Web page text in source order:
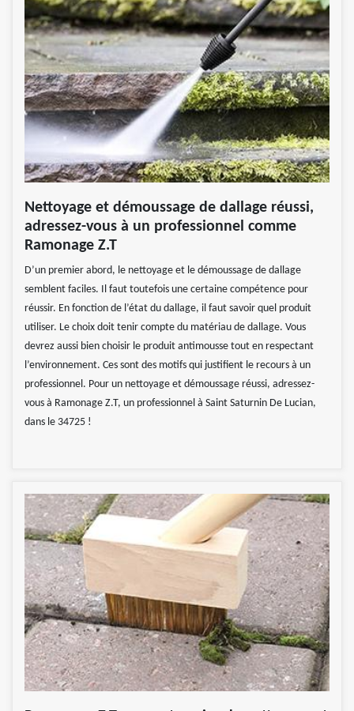
Nettoyage et démoussage de dallage réussi,
adressez-vous à un professionnel comme
Ramonage Z.T
D’un premier abord, le nettoyage et le démoussage de dallage
semblent faciles. Il faut toutefois une certaine compétence pour
réussir. En fonction de l’état du dallage, il faut savoir quel produit
utiliser. Le choix doit tenir compte du matériau de dallage. Vous
devrez aussi bien choisir le produit antimousse tout en respectant
l’environnement. Ces sont des motifs qui justifient le recours à un
professionnel. Pour un nettoyage et démoussage réussi, adressez-
vous à Ramonage Z.T, un professionnel à Saint Saturnin De Lucian,
dans le 34725 !